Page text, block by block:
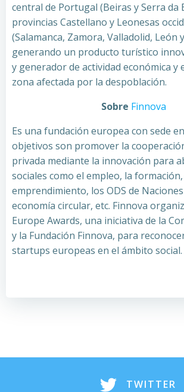
central de Portugal (Beiras y Serra da
provincias Castellano y Leonesas
(Salamanca, Zamora, Valladolid, León
generando un producto turístico
y generador de actividad económica y
zona afectada por la despoblación.
Sobre Finnova
Es una fundación europea con sede
objetivos son promover la
privada mediante la innovación para
sociales como el empleo, la
emprendimiento, los ODS de
economía circular, etc. Finnova
Europe Awards, una iniciativa de la
y la Fundación Finnova, para
startups europeas en el ámbito social.
TWITTER